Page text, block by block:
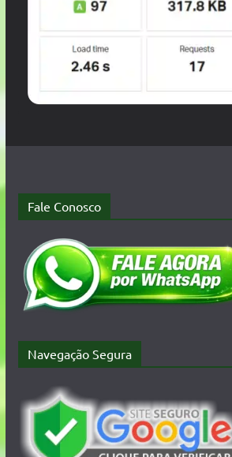
Fale Conosco
Navegação Segura